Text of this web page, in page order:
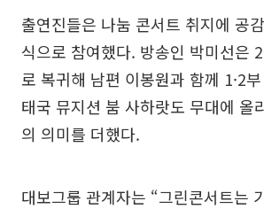
출연진들은 나눔 콘서트 취지에 공
식으로 참여했다. 방송인 박미선은
로 복귀해 남편 이봉원과 함께 1·2
태국 뮤지션 붐 사하랏도 무대에 올
의 의미를 더했다.
대보그룹 관계자는 “그린콘서트는